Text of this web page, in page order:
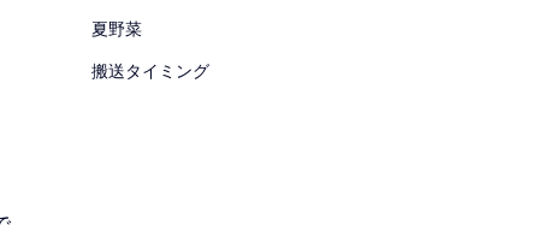
夏野菜
搬送タイミング